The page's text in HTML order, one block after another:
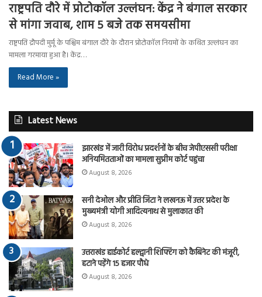
राष्ट्रपति दौरे में प्रोटोकॉल उल्लंघन: केंद्र ने बंगाल सरकार
से मांगा जवाब, शाम 5 बजे तक समयसीमा
राष्ट्रपति द्रौपदी मुर्मू के पश्चिम बंगाल दौरे के दौरान प्रोटोकॉल नियमों के कथित उल्लंघन का
मामला गरमाया हुआ है। केंद्र…
Read More »
Latest News
झारखंड में जारी विरोध प्रदर्शनों के बीच जेपीएससी परीक्षा
अनियमितताओं का मामला सुप्रीम कोर्ट पहुंचा
August 8, 2026
सनी देओल और प्रीति जिंटा ने लखनऊ में उत्तर प्रदेश के
मुख्यमंत्री योगी आदित्यनाथ से मुलाकात की
August 8, 2026
उत्तराखंड हाईकोर्ट हल्द्वानी शिफ्टिंग को कैबिनेट की मंजूरी,
हटाने पड़ेंगे 15 हजार पौधे
August 8, 2026